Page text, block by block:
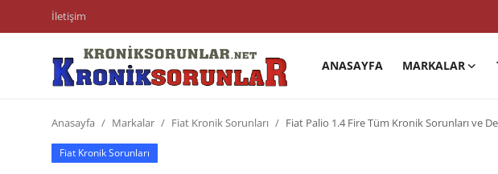
İletişim
ANASAYFA MARKALAR
Anasayfa Markalar Fiat Kronik Sorunları Fiat Palio 1.4 Fire Tüm Kronik Sorunları ve
Fiat Kronik Sorunları